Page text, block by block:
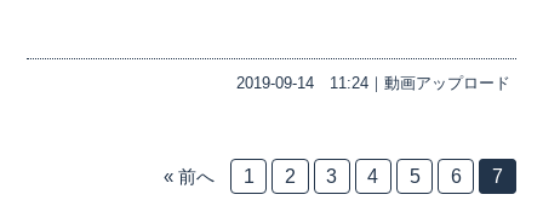
2019-09-1411:24｜ 動画アップロード
« 前へ 1 2 3 4 5 6 7